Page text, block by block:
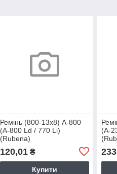
Ремінь (800-13х8) А-800
(А-800 Ld / 770 Li)
(Rubena)
120,01₴
Купити
(А-